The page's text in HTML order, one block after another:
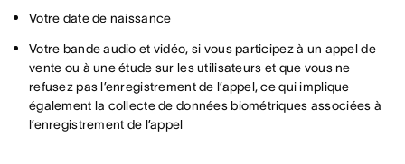
Votre date de naissance
Votre bande audio et vidéo, si vous participez à un appel de
vente ou à une étude sur les utilisateurs et que vous ne
refusez pas l’enregistrement de l’appel, ce qui implique
également la collecte de données biométriques associées à
l’enregistrement de l’appel